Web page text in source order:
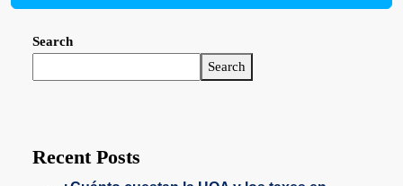
Search
Search
Recent Posts